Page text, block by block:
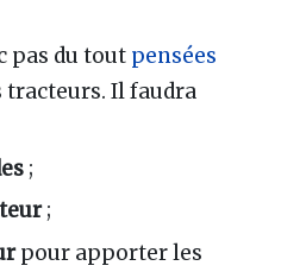
pas du tout pensées
tracteurs. Il faudra
;
;
pour apporter les